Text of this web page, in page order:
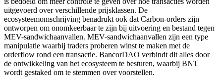
uitgevoerd over verschillende prijsklassen. De
ecosysteemomschrijving benadrukt ook dat Carbon-orders zijn
ontworpen om onomkeerbaar te zijn bij uitvoering en bestand tegen
MEV-sandwichaanvallen. MEV-sandwichaanvallen zijn een type
manipulatie waarbij traders proberen winst te maken met de
orderflow rond een transactie. BancorDAO verbindt dit alles door
de ontwikkeling van het ecosysteem te besturen, waarbij BNT
wordt gestaked om te stemmen over voorstellen.